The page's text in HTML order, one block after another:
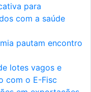
para
com a saúde
pautam encontro
lotes vagos e
com o E-Fisc